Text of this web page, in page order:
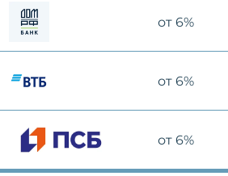
от 6%
от 6%
от 6%